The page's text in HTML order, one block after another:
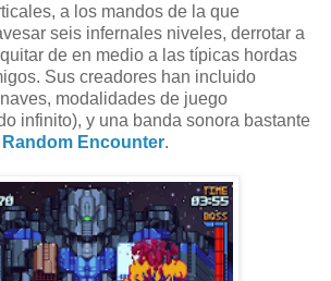
a los mandos de la que
seis infernales niveles, derrotar a
de en medio a las típicas hordas
Sus creadores han incluido
modalidades de juego
infinito), y una banda sonora bastante
Random Encounter.